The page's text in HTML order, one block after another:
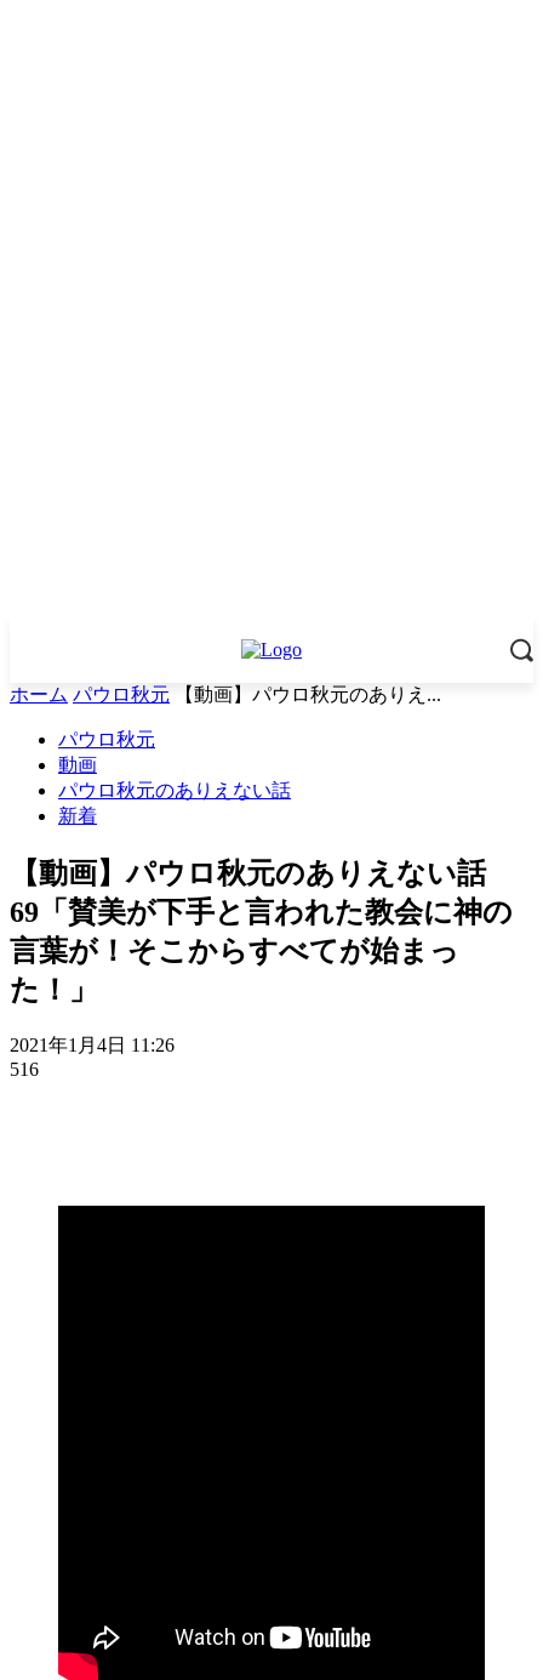
ホーム パウロ秋元 【動画】パウロ秋元のありえ...
パウロ秋元
動画
パウロ秋元のありえない話
新着
【動画】パウロ秋元のありえない話
69「賛美が下手と言われた教会に神の
言葉が！そこからすべてが始まっ
た！」
2021年1月4日 11:26
516